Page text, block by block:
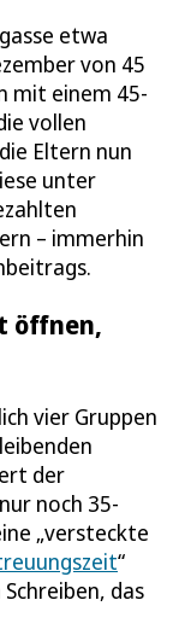
etwa
von 45
mit einem 45-
vollen
Eltern nun
unter
– immerhin
öffnen,
vier Gruppen
der
noch 35-
„versteckte
“
das